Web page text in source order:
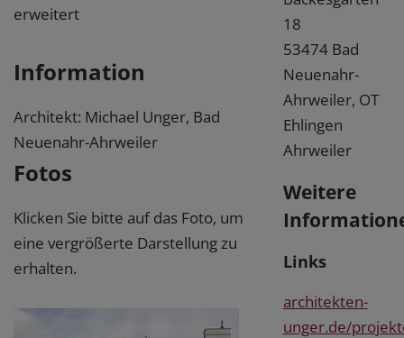
erweitert
Information
Architekt: Michael Unger, Bad
Neuenahr-Ahrweiler
Fotos
Klicken Sie bitte auf das Foto, um
eine vergrößerte Darstellung zu
erhalten.
18
53474 Bad
Neuenahr-
Ahrweiler, OT
Ehlingen
Ahrweiler
Weitere
Links
architekten-
unger.de/